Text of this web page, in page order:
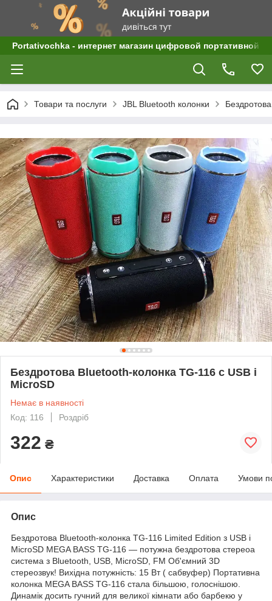
Portativochka - интернет магазин цифровой портативной
Товари та послуги JBL Bluetooth колонки
Бездротова Bluetooth-колонка TG-116 c USB і
MicroSD
Немає в наявності
Код: 116
Роздріб
322 ₴
Опис Характеристики Доставка Оплата Умови
Опис
Бездротова Bluetooth-колонка TG-116 Limited Edition з USB і
MicroSD MEGA BASS TG-116 — потужна бездротова стереоа
система з Bluetooth, USB, MicroSD, FM Об'ємний 3D
стереозвук! Вихідна потужність: 15 Вт ( сабвуфер) Портативна
колонка MEGA BASS TG-116 стала більшою, голоснішою.
Динамік досить гучний для великої кімнати або барбекю у